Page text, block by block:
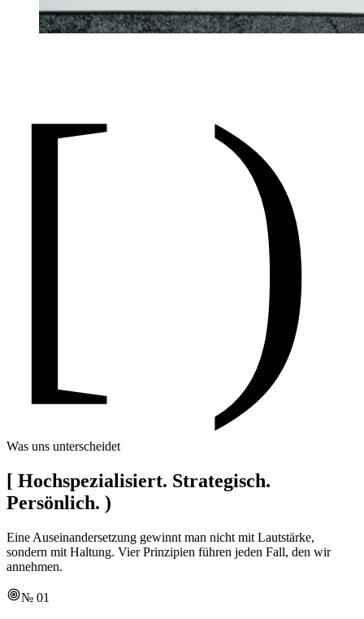
[ )
Was uns unterscheidet
[ Hochspezialisiert. Strategisch.
Persönlich. )
Eine Auseinandersetzung gewinnt man nicht mit Lautstärke,
sondern mit Haltung. Vier Prinzipien führen jeden Fall, den wir
annehmen.
№ 01